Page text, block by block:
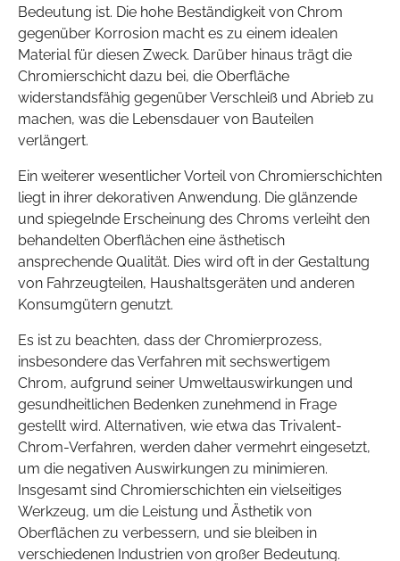
Bedeutung ist. Die hohe Beständigkeit von Chrom
gegenüber Korrosion macht es zu einem idealen
Material für diesen Zweck. Darüber hinaus trägt die
Chromierschicht dazu bei, die Oberfläche
widerstandsfähig gegenüber Verschleiß und Abrieb zu
machen, was die Lebensdauer von Bauteilen
verlängert.
Ein weiterer wesentlicher Vorteil von Chromierschichten
liegt in ihrer dekorativen Anwendung. Die glänzende
und spiegelnde Erscheinung des Chroms verleiht den
behandelten Oberflächen eine ästhetisch
ansprechende Qualität. Dies wird oft in der Gestaltung
von Fahrzeugteilen, Haushaltsgeräten und anderen
Konsumgütern genutzt.
Es ist zu beachten, dass der Chromierprozess,
insbesondere das Verfahren mit sechswertigem
Chrom, aufgrund seiner Umweltauswirkungen und
gesundheitlichen Bedenken zunehmend in Frage
gestellt wird. Alternativen, wie etwa das Trivalent-
Chrom-Verfahren, werden daher vermehrt eingesetzt,
um die negativen Auswirkungen zu minimieren.
Insgesamt sind Chromierschichten ein vielseitiges
Werkzeug, um die Leistung und Ästhetik von
Oberflächen zu verbessern, und sie bleiben in
verschiedenen Industrien von großer Bedeutung.